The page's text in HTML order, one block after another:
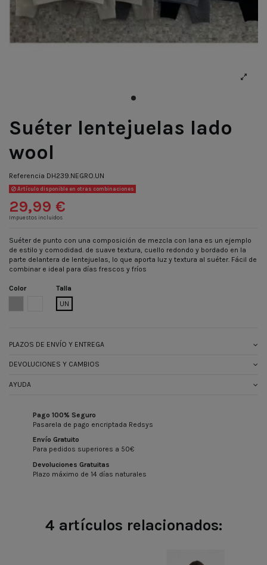
Suéter lentejuelas lado
wool
Referencia DH239.NEGRO.UN
Artículo disponible en otras combinaciones
29,99 €
Impuestos incluidos
Suéter de punto con una composición de mezcla con lana es un ejemplo
de estilo y comodidad. de suave textura, cuello redondo y bordado en la
parte delantera de lentejuelas, lo que aporta luz y textura al suéter. Fácil de
combinar e ideal para días frescos y fríos
Color
BLANCO
Talla
UN
PLAZOS DE ENVÍO Y ENTREGA
DEVOLUCIONES Y CAMBIOS
AYUDA
Pago 100% Seguro
Pasarela de pago encriptada Redsys
Envío Gratuito
Para pedidos superiores a 50€
Devoluciones Gratuitas
Plazo máximo de 14 días naturales
4 artículos relacionados: